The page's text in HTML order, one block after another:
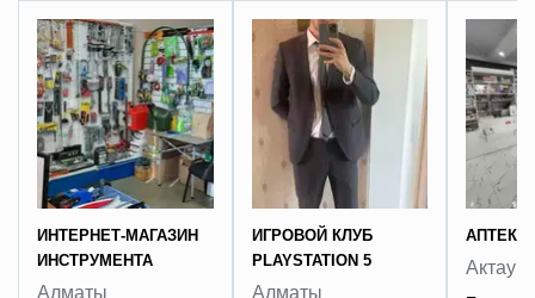
ИНТЕРНЕТ-МАГАЗИН
ИНСТРУМЕНТА
Алматы
ИГРОВОЙ КЛУБ
PLAYSTATION 5
Алматы
АПТЕКА
Актау